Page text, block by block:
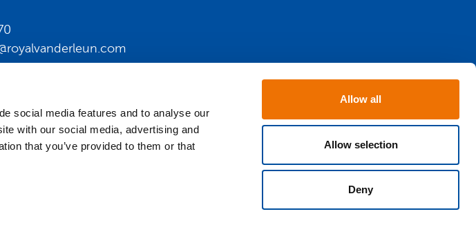
social media features and to analyse our
with our social media, advertising and
that you’ve provided to them or that
Allow all
Allow selection
Deny